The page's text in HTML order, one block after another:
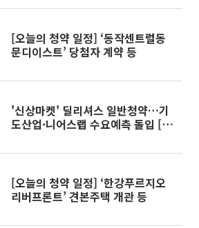
[오늘의 청약 일정] ‘동작센트럴동
문디이스트’ 당첨자 계약 등
'신상마켓' 딜리셔스 일반청약…기
도산업·니어스랩 수요예측 돌입 [주
[오늘의 청약 일정] ‘한강푸르지오
리버프론트’ 견본주택 개관 등